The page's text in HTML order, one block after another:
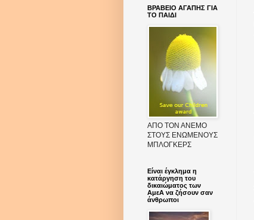
ΒΡΑΒΕΙΟ ΑΓΑΠΗΣ ΓΙΑ
ΤΟ ΠΑΙΔΙ
ΑΠΟ ΤΟΝ ΑΝΕΜΟ
ΣΤΟΥΣ ΕΝΩΜΕΝΟΥΣ
ΜΠΛΟΓΚΕΡΣ
Είναι έγκλημα η
κατάργηση του
δικαιώματος των
ΑμεΑ να ζήσουν σαν
άνθρωποι